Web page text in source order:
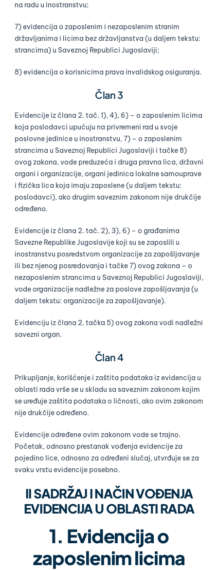
na radu u inostranstvu;
7) evidencija o zaposlenim i nezaposlenim stranim
državljanima i licima bez državljanstva (u daljem tekstu:
strancima) u Saveznoj Republici Jugoslaviji;
8) evidencija o korisnicima prava invalidskog osiguranja.
Član 3
Evidencije iz člana 2. tač. 1), 4), 6) – o zaposlenim licima
koja poslodavci upućuju na privremeni rad u svoje
poslovne jedinice u inostranstvu, 7) – o zaposlenim
strancima u Saveznoj Republici Jugoslaviji i tačke 8)
ovog zakona, vode preduzeća i druga pravna lica, državni
organi i organizacije, organi jedinica lokalne samouprave
i fizička lica koja imaju zaposlene (u daljem tekstu:
poslodavci), ako drugim saveznim zakonom nije drukčije
određeno.
Evidencije iz člana 2. tač. 2), 3), 6) – o građanima
Savezne Republike Jugoslavije koji su se zaposlili u
inostranstvu posredstvom organizacije za zapošljavanje
ili bez njenog posredovanja i tačke 7) ovog zakona – o
nezaposlenim strancima u Saveznoj Republici Jugoslaviji,
vode organizacije nadležne za poslove zapošljavanja (u
daljem tekstu: organizacije za zapošljavanje).
Evidenciju iz člana 2. tačka 5) ovog zakona vodi nadležni
savezni organ.
Član 4
Prikupljanje, korišćenje i zaštita podataka iz evidencija u
oblasti rada vrše se u skladu sa saveznim zakonom kojim
se uređuje zaštita podataka o ličnosti, ako ovim zakonom
nije drukčije određeno.
Evidencije određene ovim zakonom vode se trajno.
Početak, odnosno prestanak vođenja evidencije za
pojedino lice, odnosno za određeni slučaj, utvrđuje se za
svaku vrstu evidencije posebno.
II SADRŽAJ I NAČIN VOĐENJA
EVIDENCIJA U OBLASTI RADA
1. Evidencija o
zaposlenim licima